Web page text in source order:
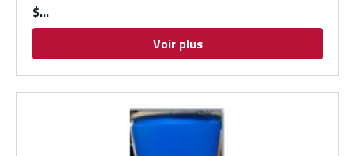
$
Voir plus